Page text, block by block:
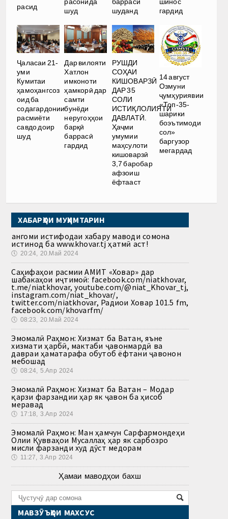
расид
шуд
шуданд
гардид
Ҷаласаи 21-
уми
Кумитаи
ҳамоҳангсоз
оид ба
содагардонии
расмиёти
савдо доир
шуд
Дар вилояти
Хатлон
имконоти
ҳамкорӣ дар
самти
бунёди
неругоҳҳои
барқӣ
баррасӣ
гардид
РУШДИ
СОҲАИ
КИШОВАРЗӢ
ДАР 35
СОЛИ
ИСТИҚЛОЛИЯТИ
ДАВЛАТӢ.
Ҳаҷми
умумии
маҳсулоти
кишоварзӣ
3,7 баробар
афзоиш
ёфтааст
14 август
Озмуни
ҷумҳуриявии
«Топ-35-
шарики
боэътимоди
сол»
баргузор
мегардад
ХАБАРҲОИ МУҲИМТАРИН
Ҳангоми истифодаи хабару маводи сомона
истинод ба www.khovar.tj ҳатмӣ аст!
🕔 20:24, 20.Май 2024
Саҳифаҳои расмии АМИТ «Ховар» дар
шабакаҳои иҷтимоӣ: facebook.com/niatkhovar,
t.me/niatkhovar, youtube.com/@niat_Khovar_tj,
instagram.com/niat_khovar/,
twitter.com/niatkhovar, Радиои Ховар 101.5 fm,
facebook.com/khovarfm/
🕔 08:23, 20.Май 2024
Эмомалӣ Раҳмон: Хизмат ба Ватан, яъне
хизмати ҳарбӣ, мактаби ҷавонмардӣ ва
давраи ҳаматарафа обутоб ёфтани ҷавонон
мебошад
🕔 08:24, 5.Апр 2024
Эмомалӣ Раҳмон: Хизмат ба Ватан – Модар
қарзи фарзандии ҳар як ҷавон ба ҳисоб
меравад
🕔 17:18, 3.Апр 2024
Эмомалӣ Раҳмон: Ман ҳамчун Сарфармондеҳи
Олии Қувваҳои Мусаллаҳ ҳар як сарбозро
мисли фарзанди худ дӯст медорам
🕔 11:27, 3.Апр 2024
Ҳамаи маводҳои бахш
МАВЗӮЪҲОИ МАХСУС